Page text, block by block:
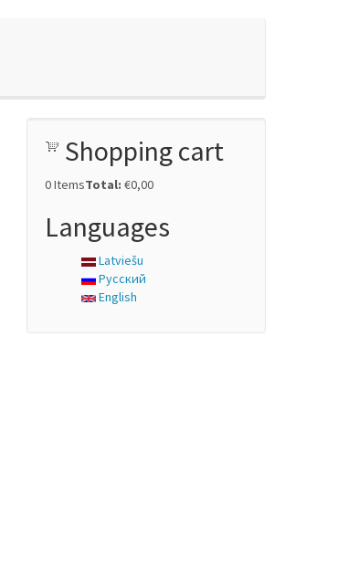
Shopping cart
0ItemsTotal: €0,00
Languages
Latviešu
Русский
English